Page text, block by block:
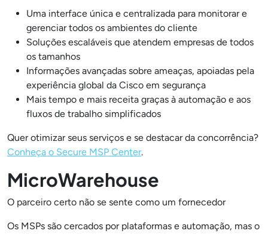
Uma interface única e centralizada para monitorar e
gerenciar todos os ambientes do cliente
Soluções escaláveis que atendem empresas de todos
os tamanhos
Informações avançadas sobre ameaças, apoiadas pela
experiência global da Cisco em segurança
Mais tempo e mais receita graças à automação e aos
fluxos de trabalho simplificados
Quer otimizar seus serviços e se destacar da concorrência?
Conheça o Secure MSP Center.
MicroWarehouse
O parceiro certo não se sente como um fornecedor
Os MSPs são cercados por plataformas e automação, mas o